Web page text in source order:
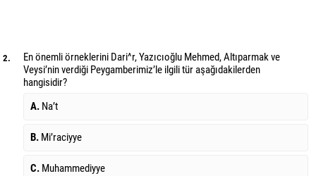
2.
En önemli örneklerini Dari^r, Yazıcıoğlu Mehmed, Altıparmak ve
Veysi’nin verdiği Peygamberimiz’le ilgili tür aşağıdakilerden
hangisidir?
A. Na’t
B. Mi’raciyye
C. Muhammediyye